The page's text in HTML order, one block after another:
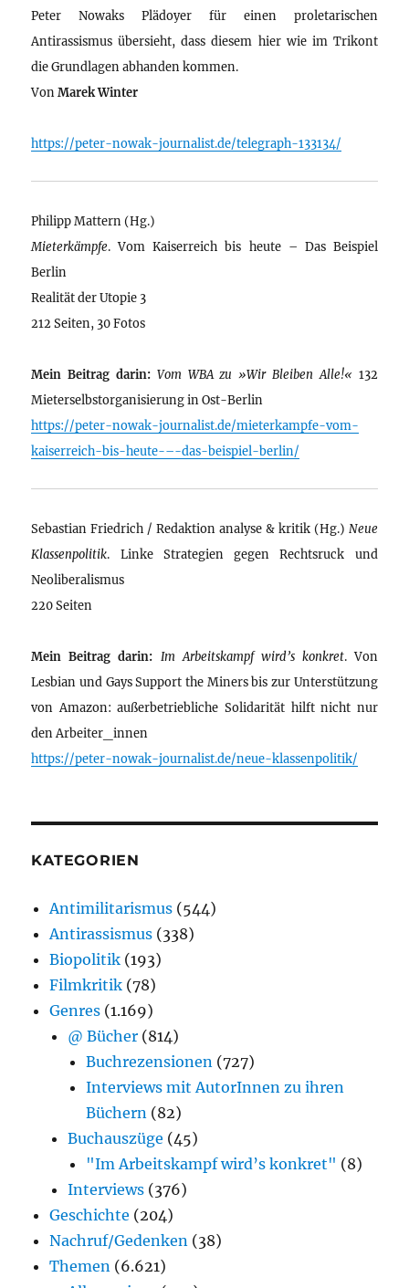
Peter Nowaks Plädoyer für einen proletarischen
Antirassismus übersieht, dass diesem hier wie im Trikont
die Grundlagen abhanden kommen.
VonMarek Winter
https://peter-nowak-journalist.de/telegraph-133134/
Philipp Mattern (Hg.)
Mieterkämpfe. Vom Kaiserreich bis heute – Das Beispiel
Berlin
Realität der Utopie 3
212 Seiten, 30 Fotos
Mein Beitrag darin: Vom WBA zu »Wir Bleiben Alle!« 132
Mieterselbstorganisierung in Ost-Berlin
https://peter-nowak-journalist.de/mieterkampfe-vom-
kaiserreich-bis-heute-–-das-beispiel-berlin/
Sebastian Friedrich / Redaktion analyse & kritik (Hg.) Neue
Klassenpolitik. Linke Strategien gegen Rechtsruck und
Neoliberalismus
220 Seiten
Mein Beitrag darin: Im Arbeitskampf wird’s konkret. Von
Lesbian und Gays Support the Miners bis zur Unterstützung
von Amazon: außerbetriebliche Solidarität hilft nicht nur
den Arbeiter_innen
https://peter-nowak-journalist.de/neue-klassenpolitik/
KATEGORIEN
Antimilitarismus (544)
Antirassismus (338)
Biopolitik (193)
Filmkritik (78)
Genres (1.169)
@ Bücher (814)
Buchrezensionen (727)
Interviews mit AutorInnen zu ihren
Büchern (82)
Buchauszüge (45)
"Im Arbeitskampf wird’s konkret" (8)
Interviews (376)
Geschichte (204)
Nachruf/Gedenken (38)
Themen (6.621)